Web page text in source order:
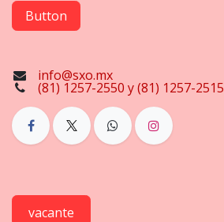
Button
info@sxo.mx
(81) 1257-2550 y (81) 1257-2515
vacante